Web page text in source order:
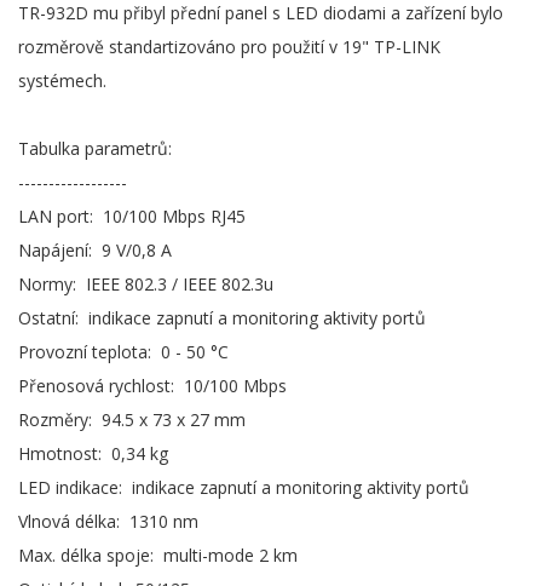
TR-932D mu přibyl přední panel s LED diodami a zařízení bylo
rozměrově standartizováno pro použití v 19" TP-LINK
systémech.
Tabulka parametrů:
------------------
LAN port: 10/100 Mbps RJ45
Napájení: 9 V/0,8 A
Normy: IEEE 802.3 / IEEE 802.3u
Ostatní: indikace zapnutí a monitoring aktivity portů
Provozní teplota: 0 - 50 °C
Přenosová rychlost: 10/100 Mbps
Rozměry: 94.5 x 73 x 27 mm
Hmotnost: 0,34 kg
LED indikace: indikace zapnutí a monitoring aktivity portů
Vlnová délka: 1310 nm
Max. délka spoje: multi-mode 2 km